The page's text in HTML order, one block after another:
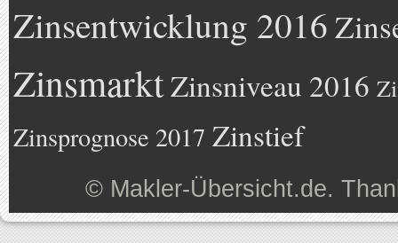
Zinsentwicklung 2016
ZinsmarktZinsniveau 2016
Zinsprognose 2017 Zinstief
© Makler-Übersicht.de.